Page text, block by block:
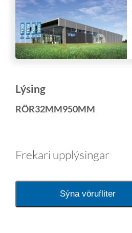
Lýsing
RÖR32MM950MM
Frekari upplýsingar
Sýna vörufliter